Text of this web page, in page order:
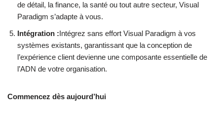
de détail, la finance, la santé ou tout autre secteur, Visual
Paradigm s’adapte à vous.
Intégration :Intégrez sans effort Visual Paradigm à vos
systèmes existants, garantissant que la conception de
l’expérience client devienne une composante essentielle de
l’ADN de votre organisation.
Commencez dès aujourd’hui